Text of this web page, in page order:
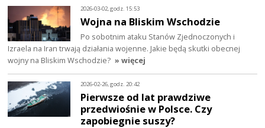
2026-03-02, godz. 15:53
Wojna na Bliskim Wschodzie
Po sobotnim ataku Stanów Zjednoczonych i
Izraela na Iran trwają działania wojenne. Jakie będą skutki obecnej
wojny na Bliskim Wschodzie? » więcej
2026-02-26, godz. 20:42
Pierwsze od lat prawdziwe
przedwiośnie w Polsce. Czy
zapobiegnie suszy?